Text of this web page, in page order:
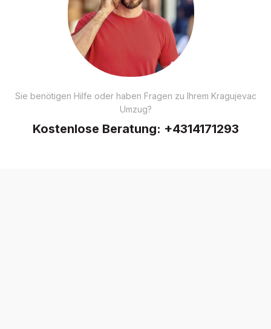
Sie benötigen Hilfe oder haben Fragen zu Ihrem Kragujevac
Umzug?
Kostenlose Beratung: +4314171293